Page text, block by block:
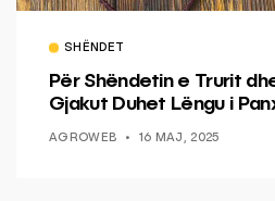
SHËNDET
Për Shëndetin e Trurit
Gjakut Duhet Lëngu i
AGROWEB 16 MAJ, 2025